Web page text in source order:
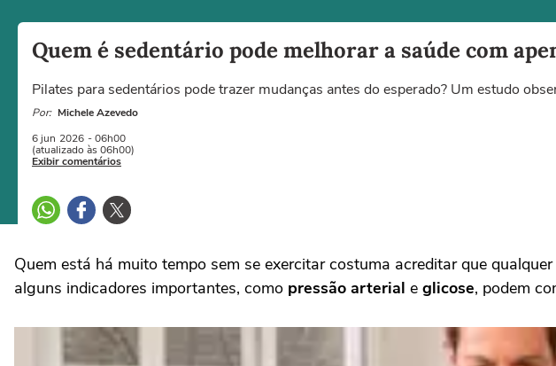
Quem é sedentário pode melhorar a saúde com
Pilates para sedentários pode trazer mudanças antes do esperado? Um estudo
Por: Michele Azevedo
6 jun 2026 - 06h00
(atualizado às 06h00)
Exibir comentários
Quem está há muito tempo sem se exercitar costuma acreditar que
alguns indicadores importantes, como pressão arterial e glicose, podem